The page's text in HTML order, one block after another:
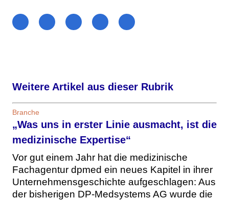
Weitere Artikel aus dieser Rubrik
Branche
„Was uns in erster Linie ausmacht, ist die
medizinische Expertise“
Vor gut einem Jahr hat die medizinische
Fachagentur dpmed ein neues Kapitel in ihrer
Unternehmensgeschichte aufgeschlagen: Aus
der bisherigen DP-Medsystems AG wurde die